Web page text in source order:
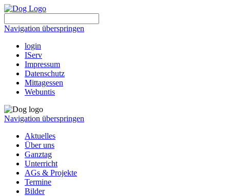
Navigation überspringen
login
IServ
Impressum
Datenschutz
Mittagessen
Webuntis
Navigation überspringen
Aktuelles
Über uns
Ganztag
Unterricht
AGs & Projekte
Termine
Bilder